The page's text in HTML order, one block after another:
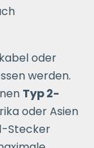
oder
werden.
Typ 2-
oder Asien
Stecker